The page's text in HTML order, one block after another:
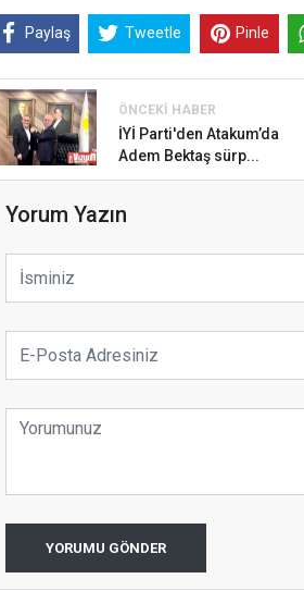
Paylaş Tweetle Pinle
ÖNCEKI HABER
İYİ Parti'den Atakum’da
Adem Bektaş sürp...
Yorum Yazın
YORUMU GÖNDER